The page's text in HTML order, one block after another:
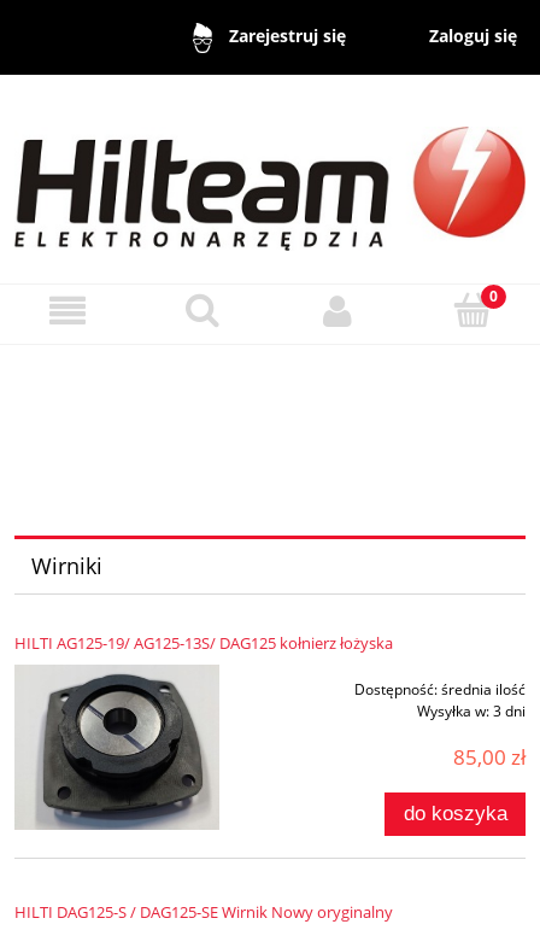
Zarejestruj się Zaloguj się
Wirniki
HILTI AG125-19/ AG125-13S/ DAG125 kołnierz łożyska
Dostępność:średnia ilość
Wysyłka w:3 dni
85,00 zł
do koszyka
HILTI DAG125-S / DAG125-SE Wirnik Nowy oryginalny